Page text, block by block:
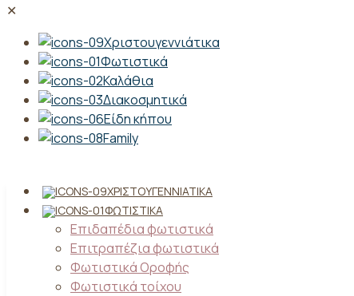
✕
Χριστουγεννιάτικα
Φωτιστικά
Καλάθια
Διακοσμητικά
Είδη κήπου
Family
ΧΡΙΣΤΟΥΓΕΝΝΙΆΤΙΚΑ
ΦΩΤΙΣΤΙΚΆ
Επιδαπέδια φωτιστικά
Επιτραπέζια φωτιστικά
Φωτιστικά Οροφής
Φωτιστικά τοίχου